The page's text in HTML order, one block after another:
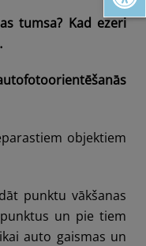
tumsa? Kad ezeri
objektiem
punktu vākšanas
un pie tiem
auto gaismas un